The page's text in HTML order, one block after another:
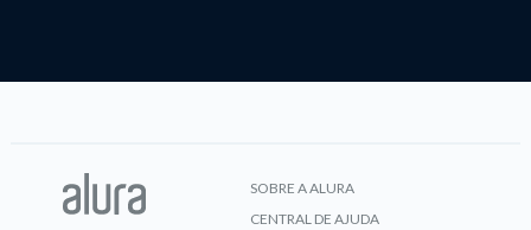
SOBRE A ALURA
CENTRAL DE AJUDA